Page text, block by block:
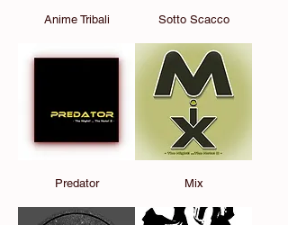
Anime Tribali Sotto Scacco
Predator Mix